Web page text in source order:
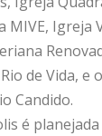
MIVE, Igreja
de Vida, e
Candido.
é